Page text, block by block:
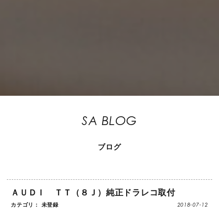
SA BLOG
ブログ
ＡＵＤＩ ＴＴ（８Ｊ）純正ドラレコ取付
カテゴリ： 未登録 2018-07-12